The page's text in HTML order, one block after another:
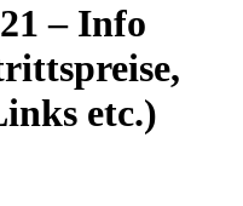
– Info
etc.)